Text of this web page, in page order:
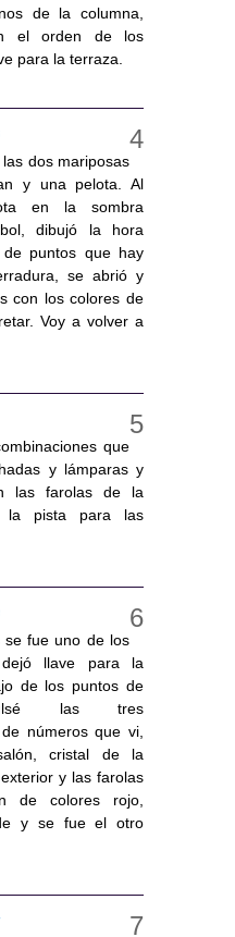
de la columna,
el orden de los
para la terraza.
dos mariposas
y una pelota. Al
en la sombra
dibujó la hora
puntos que hay
se abrió y
con los colores de
Voy a volver a
que
y lámparas y
las farolas de la
la pista para las
se fue uno de los
llave para la
de los puntos de
las tres
números que vi,
cristal de la
y las farolas
de colores rojo,
y se fue el otro